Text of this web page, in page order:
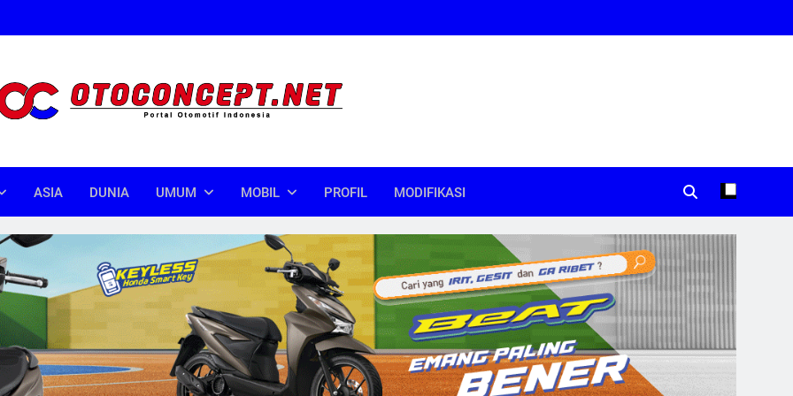
ASIA DUNIA UMUM MOBIL PROFIL MODIFIKASI